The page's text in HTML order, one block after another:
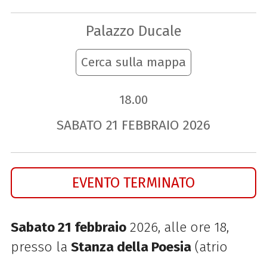
Palazzo Ducale
Cerca sulla mappa
18.00
SABATO 21 FEBBRAIO 2026
EVENTO TERMINATO
Sabato 21 febbraio2026, alle ore 18,
presso la Stanza della Poesia(atrio